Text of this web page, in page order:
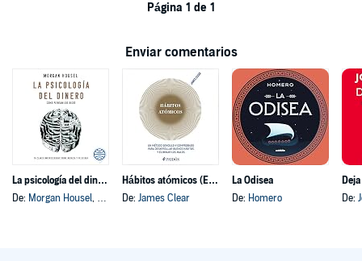
Página 1 de 1
Enviar comentarios
La psicología del dinero
De: Morgan Housel, y otros
Hábitos atómicos (Español neutro)
De: James Clear
La Odisea
De: Homero
De: